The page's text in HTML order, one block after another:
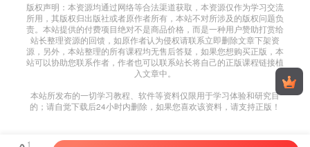
版权声明：本资源均通过网络等合法渠道获取，本资源仅作为学习交流
所用，其版权归出版社或者原作者所有，本站不对所涉及的版权问题负
责。本站提供的付费项目绝对不是商品价格，而是一种用户赞助打赏给
站长整理资源的回馈，如原作者认为侵权请联系立即删除文章下架资
源，另外，本站整理的所有课程均无售后答疑，如果您想购买正版，本
站可以协助您联系作者，作者也可以联系站长将自己的正版课程链接植
入文章中。
本站所发布的一切学习教程、软件等资料仅限用于学习体验和研究目
的；请自觉下载后24小时内删除，如果您喜欢该资料，请支持正版！
1